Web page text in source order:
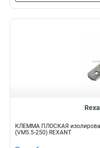
КЛЕММА ПЛОСКАЯ
(VM5.5-250) REXANT